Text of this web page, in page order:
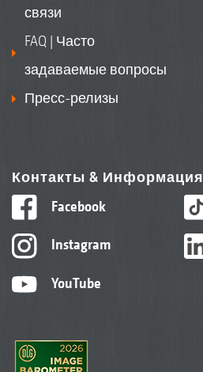
связи
FAQ | Часто
задаваемые вопросы
Пресс-релизы
Контакты & Информация
Facebook
Instagram
YouTube